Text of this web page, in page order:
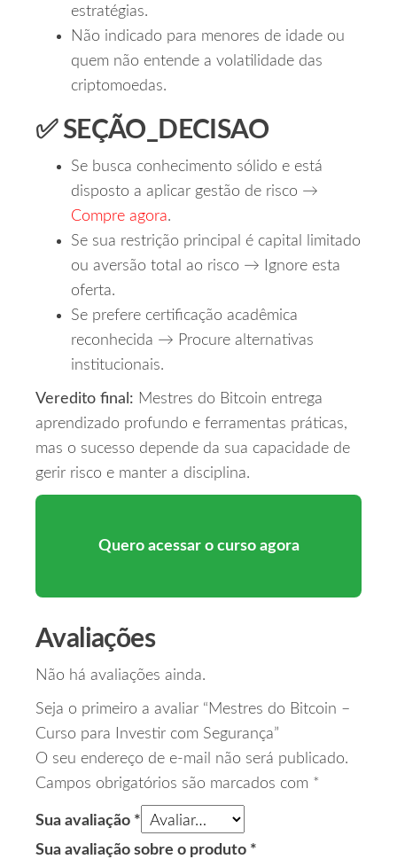
estratégias.
Não indicado para menores de idade ou
quem não entende a volatilidade das
criptomoedas.
✅ SEÇÃO_DECISAO
Se busca conhecimento sólido e está
disposto a aplicar gestão de risco →
Compre agora.
Se sua restrição principal é capital limitado
ou aversão total ao risco → Ignore esta
oferta.
Se prefere certificação acadêmica
reconhecida → Procure alternativas
institucionais.
Veredito final: Mestres do Bitcoin entrega
aprendizado profundo e ferramentas práticas,
mas o sucesso depende da sua capacidade de
gerir risco e manter a disciplina.
Quero acessar o curso agora
Avaliações
Não há avaliações ainda.
Seja o primeiro a avaliar “Mestres do Bitcoin –
Curso para Investir com Segurança”
O seu endereço de e-mail não será publicado.
Campos obrigatórios são marcados com *
Sua avaliação *
Sua avaliação sobre o produto *